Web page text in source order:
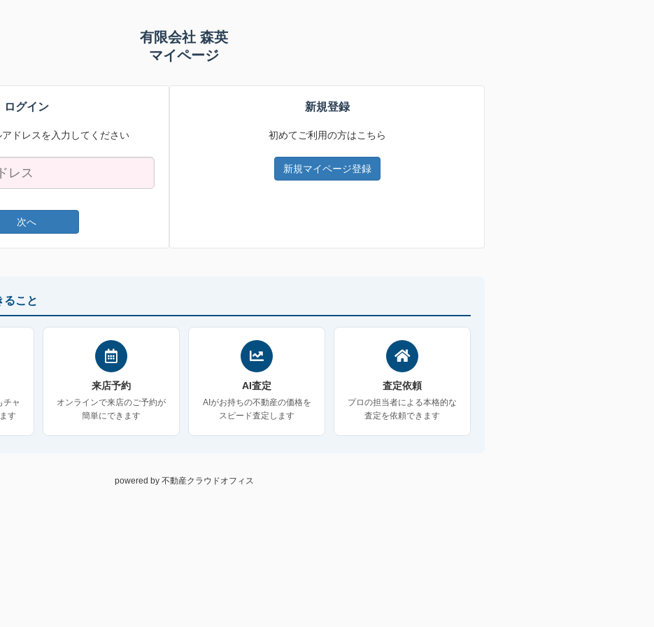
有限会社 森英
マイページ
ログイン
ドレスを入力してください
次へ
新規登録
初めてご利用の方はこちら
新規マイページ登録
ること
チャ
す
来店予約
オンラインで来店のご予約が
簡単にできます
AI査定
AIがお持ちの不動産の価格を
スピード査定します
査定依頼
プロの担当者による本格的な
査定を依頼できます
powered by 不動産クラウドオフィス